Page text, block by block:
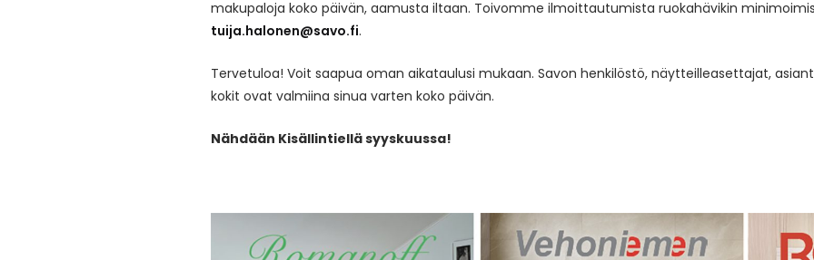
makupaloja koko päivän, aamusta iltaan. Toivomme ilmoittautumista ruokahävikin
tuija.halonen@savo.fi.
Tervetuloa! Voit saapua oman aikataulusi mukaan. Savon henkilöstö, näytteilleasettajat,
kokit ovat valmiina sinua varten koko päivän.
Nähdään Kisällintiellä syyskuussa!